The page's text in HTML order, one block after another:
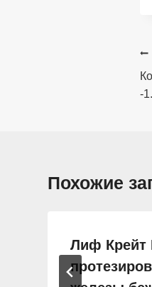
-
Похожие
Лиф Крейт